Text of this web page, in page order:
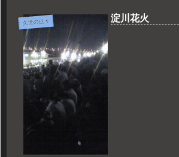
久世の日々 淀川花火